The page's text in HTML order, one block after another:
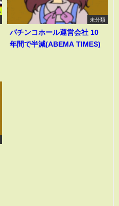
未分類
パチンコホール運営会社 10
年間で半減(ABEMA TIMES)